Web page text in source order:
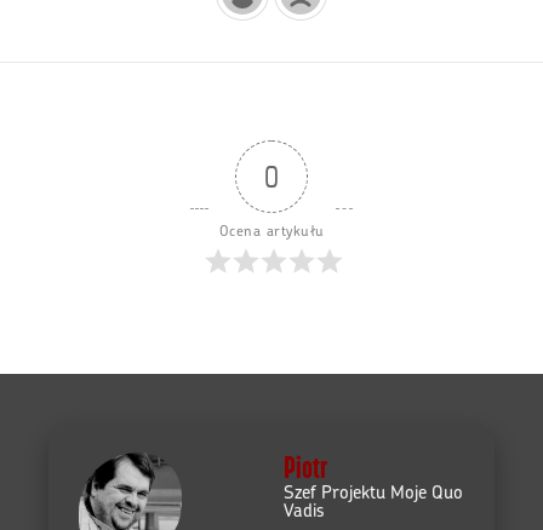
0
Ocena artykułu
Piotr
Szef Projektu Moje Quo
Vadis